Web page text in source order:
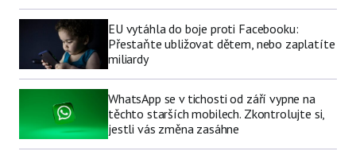
EU vytáhla do boje proti Facebooku:
Přestaňte ubližovat dětem, nebo zaplatíte
miliardy
WhatsApp se v tichosti od září vypne na
těchto starších mobilech. Zkontrolujte si,
jestli vás změna zasáhne